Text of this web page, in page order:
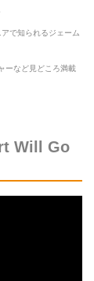
で知られるジェーム
ーなど見どころ満載
Will Go